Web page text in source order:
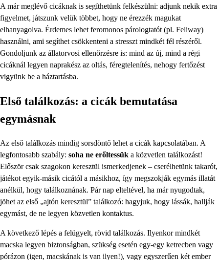
A már meglévő cicáknak is segíthetünk felkészülni: adjunk nekik extra
figyelmet, játszunk velük többet, hogy ne érezzék magukat
elhanyagolva. Érdemes lehet feromonos párologtatót (pl. Feliway)
használni, ami segíthet csökkenteni a stresszt mindkét fél részéről.
Gondoljunk az állatorvosi ellenőrzésre is: mind az új, mind a régi
cicáknál legyen naprakész az oltás, féregtelenítés, nehogy fertőzést
vigyünk be a háztartásba.
Első találkozás: a cicák bemutatása
egymásnak
Az első találkozás mindig sorsdöntő lehet a cicák kapcsolatában. A
legfontosabb szabály: soha ne erőltessük a közvetlen találkozást!
Először csak szagokon keresztül ismerkedjenek – cserélhetünk takarót,
játékot egyik-másik cicától a másikhoz, így megszokják egymás illatát
anélkül, hogy találkoznának. Pár nap elteltével, ha már nyugodtak,
jöhet az első „ajtón keresztül” találkozó: hagyjuk, hogy lássák, hallják
egymást, de ne legyen közvetlen kontaktus.
A következő lépés a felügyelt, rövid találkozás. Ilyenkor mindkét
macska legyen biztonságban, szükség esetén egy-egy ketrecben vagy
pórázon (igen, macskának is van ilyen!), vagy egyszerűen két ember